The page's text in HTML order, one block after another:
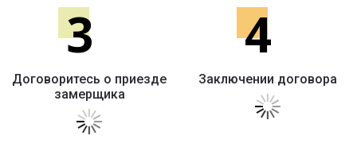
3
Договоритесь о приезде
замерщика
4
Заключении договора